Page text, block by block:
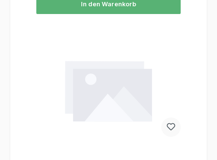
In den Warenkorb